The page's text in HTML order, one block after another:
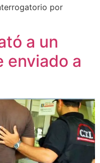
por
a un
enviado a